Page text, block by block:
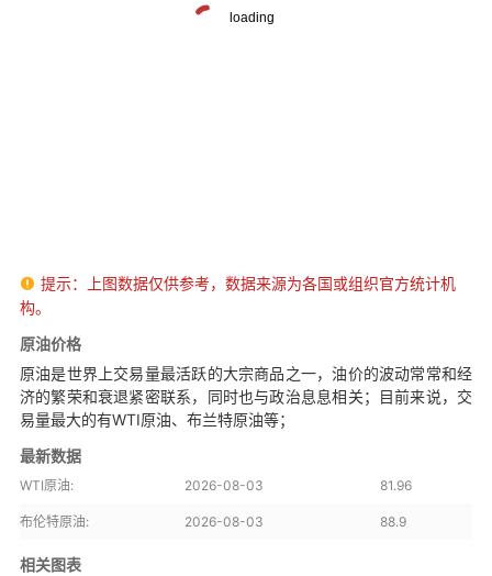
 提示：上图数据仅供参考，数据来源为各国或组织官方统计机
构。
原油价格
原油是世界上交易量最活跃的大宗商品之一，油价的波动常常和经
济的繁荣和衰退紧密联系，同时也与政治息息相关；目前来说，交
易量最大的有WTI原油、布兰特原油等；
最新数据
WTI原油: 2026-08-03 81.96
布伦特原油: 2026-08-03 88.9
相关图表